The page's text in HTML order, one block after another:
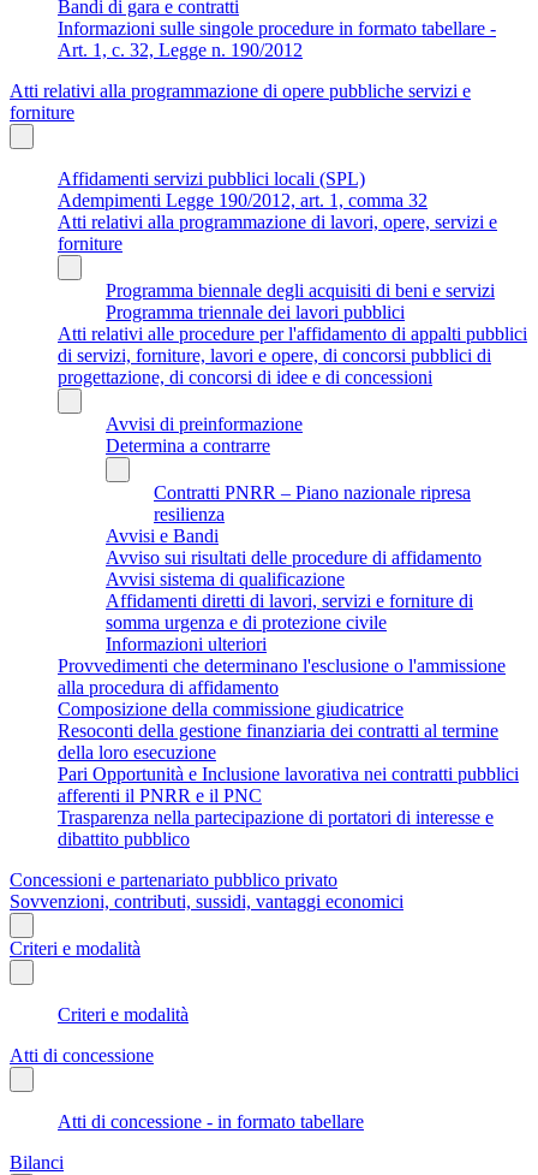
Bandi di gara e contratti
Informazioni sulle singole procedure in formato tabellare -
Art. 1, c. 32, Legge n. 190/2012
Atti relativi alla programmazione di opere pubbliche servizi e
forniture
Affidamenti servizi pubblici locali (SPL)
Adempimenti Legge 190/2012, art. 1, comma 32
Atti relativi alla programmazione di lavori, opere, servizi e
forniture
Programma biennale degli acquisiti di beni e servizi
Programma triennale dei lavori pubblici
Atti relativi alle procedure per l'affidamento di appalti pubblici
di servizi, forniture, lavori e opere, di concorsi pubblici di
progettazione, di concorsi di idee e di concessioni
Avvisi di preinformazione
Determina a contrarre
Contratti PNRR – Piano nazionale ripresa
resilienza
Avvisi e Bandi
Avviso sui risultati delle procedure di affidamento
Avvisi sistema di qualificazione
Affidamenti diretti di lavori, servizi e forniture di
somma urgenza e di protezione civile
Informazioni ulteriori
Provvedimenti che determinano l'esclusione o l'ammissione
alla procedura di affidamento
Composizione della commissione giudicatrice
Resoconti della gestione finanziaria dei contratti al termine
della loro esecuzione
Pari Opportunità e Inclusione lavorativa nei contratti pubblici
afferenti il PNRR e il PNC
Trasparenza nella partecipazione di portatori di interesse e
dibattito pubblico
Concessioni e partenariato pubblico privato
Sovvenzioni, contributi, sussidi, vantaggi economici
Criteri e modalità
Criteri e modalità
Atti di concessione
Atti di concessione - in formato tabellare
Bilanci